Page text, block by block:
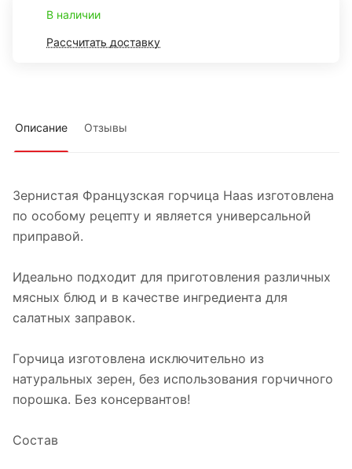
В наличии
Рассчитать доставку
Описание Отзывы
Зернистая Французская горчица Haas изготовлена
по особому рецепту и является универсальной
приправой.
Идеально подходит для приготовления различных
мясных блюд и в качестве ингредиента для
салатных заправок.
Горчица изготовлена исключительно из
натуральных зерен, без использования горчичного
порошка. Без консервантов!
Состав